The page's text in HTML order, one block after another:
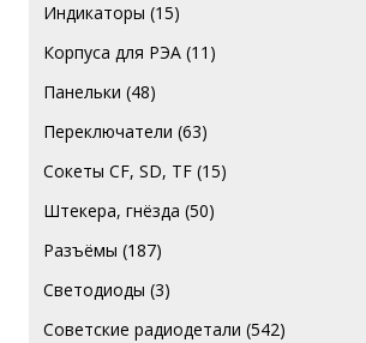
Индикаторы (15)
Корпуса для РЭА (11)
Панельки (48)
Переключатели (63)
Сокеты CF, SD, TF (15)
Штекера, гнёзда (50)
Разъёмы (187)
Светодиоды (3)
Советские радиодетали (542)